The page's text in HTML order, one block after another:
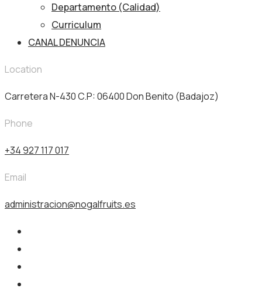
Departamento (Calidad)
Curriculum
CANAL DENUNCIA
Location
Carretera N-430 C.P: 06400 Don Benito (Badajoz)
Phone
+34 927 117 017
Email
administracion@nogalfruits.es